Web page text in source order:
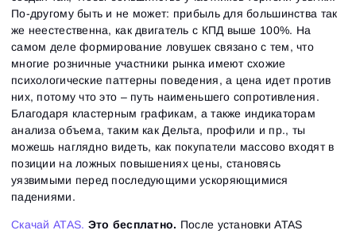
По-другому быть и не может: прибыль для большинства так
же неестественна, как двигатель с КПД выше 100%. На
самом деле формирование ловушек связано с тем, что
многие розничные участники рынка имеют схожие
психологические паттерны поведения, а цена идет против
них, потому что это – путь наименьшего сопротивления.
Благодаря кластерным графикам, а также индикаторам
анализа объема, таким как Дельта, профили и пр., ты
можешь наглядно видеть, как покупатели массово входят в
позиции на ложных повышениях цены, становясь
уязвимыми перед последующими ускоряющимися
падениями.
Скачай ATAS. Это бесплатно. После установки ATAS